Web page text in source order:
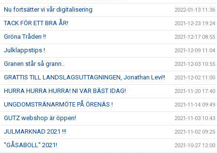
Nu fortsätter vi vår digitalisering 2022-01-13 11:36
TACK FÖR ETT BRA ÅR! 2021-12-23 19:24
Gröna Tråden !! 2021-12-17 08:55
Julklappstips ! 2021-12-09 11:04
Granen står så grann.. 2021-12-03 10:55
GRATTIS TILL LANDSLAGSUTTAGNINGEN, Jonathan Levi!! 2021-12-02 11:00
HURRA HURRA HURRA! NI VAR BÄST IDAG! 2021-11-20 17:40
UNGDOMSTRÄNARMÖTE PÅ ÖRENÄS ! 2021-11-14 09:49
GUTZ webshop är öppen! 2021-11-03 10:43
JULMARKNAD 2021 !!! 2021-11-02 09:25
"GÅSABOLL" 2021! 2021-10-27 12:00